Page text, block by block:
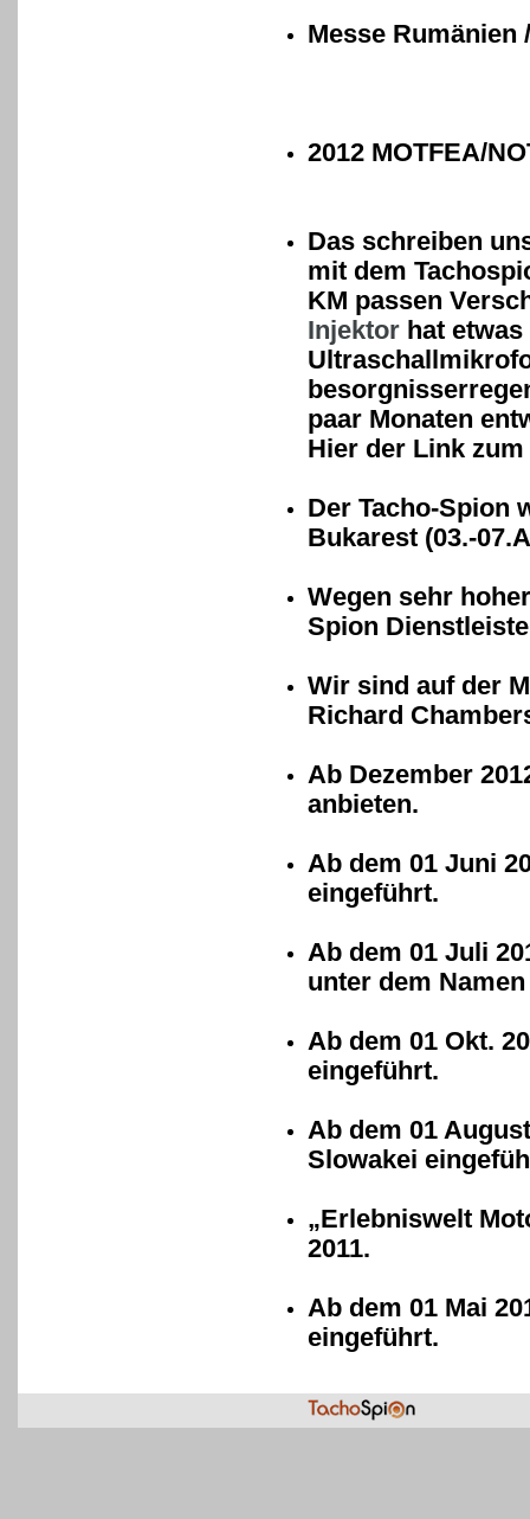
Messe Rumänien
2012 MOTFEA/
Das schreiben
mit dem
KM passen
Injektor hat
paar Monaten
Hier der Link
Der Tacho-Spion
Bukarest (03.-
Wegen sehr
Spion
Wir sind auf der
Richard
Ab Dezember
anbieten.
Ab dem 01 Juni
eingeführt.
Ab dem 01 Juli
unter dem
Ab dem 01 Okt.
eingeführt.
Ab dem 01
Slowakei
„Erlebniswelt
2011.
Ab dem 01 Mai
eingeführt.